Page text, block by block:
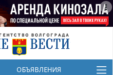
ОБЪЯВЛЕНИЯ